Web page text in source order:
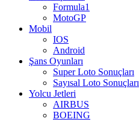
Formula1
MotoGP
Mobil
IOS
Android
Şans Oyunları
Super Loto Sonuçları
Sayısal Loto Sonuçları
Yolcu Jetleri
AIRBUS
BOEING